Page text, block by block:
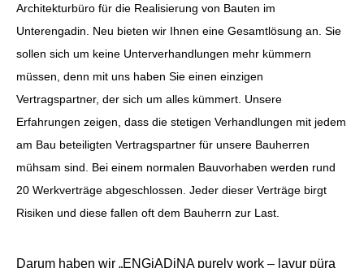
Architekturbüro für die Realisierung von Bauten im
Unterengadin. Neu bieten wir Ihnen eine Gesamtlösung an. Sie
sollen sich um keine Unterverhandlungen mehr kümmern
müssen, denn mit uns haben Sie einen einzigen
Vertragspartner, der sich um alles kümmert. Unsere
Erfahrungen zeigen, dass die stetigen Verhandlungen mit jedem
am Bau beteiligten Vertragspartner für unsere Bauherren
mühsam sind. Bei einem normalen Bauvorhaben werden rund
20 Werkverträge abgeschlossen. Jeder dieser Verträge birgt
Risiken und diese fallen oft dem Bauherrn zur Last.
Darum haben wir „ENGiADiNA purely work – lavur püra